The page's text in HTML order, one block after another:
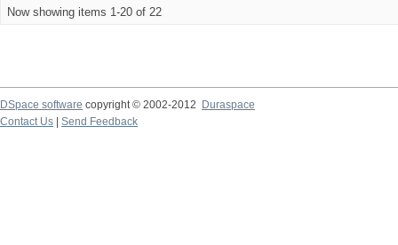
Now showing items 1-20 of 22
DSpace software copyright © 2002-2012
Duraspace
Contact Us
Send Feedback